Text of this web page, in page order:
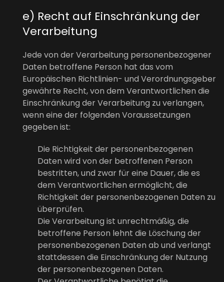
e) Recht auf Einschränkung der
Verarbeitung
Jede von der Verarbeitung personenbezogener
Daten betroffene Person hat das vom
Europäischen Richtlinien- und Verordnungsgeber
gewährte Recht, von dem Verantwortlichen die
Einschränkung der Verarbeitung zu verlangen,
wenn eine der folgenden Voraussetzungen
gegeben ist:
Die Richtigkeit der personenbezogenen
Daten wird von der betroffenen Person
bestritten, und zwar für eine Dauer, die es
dem Verantwortlichen ermöglicht, die
Richtigkeit der personenbezogenen Daten zu
überprüfen.
Die Verarbeitung ist unrechtmäßig, die
betroffene Person lehnt die Löschung der
personenbezogenen Daten ab und verlangt
stattdessen die Einschränkung der Nutzung
der personenbezogenen Daten.